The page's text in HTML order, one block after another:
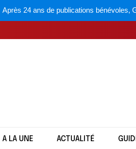
Après 24 ans de publications bénévoles,
A LA UNE ACTUALITÉ